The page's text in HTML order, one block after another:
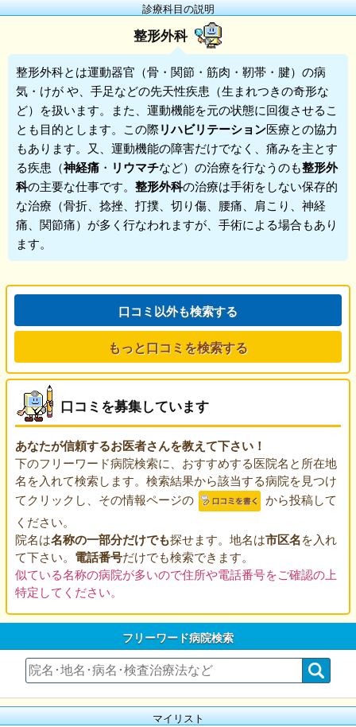
診療科目の説明
整形外科
整形外科とは運動器官（骨・関節・筋肉・靭帯・腱）の病
気・けが や、手足などの先天性疾患（生まれつきの奇形な
ど）を扱います。また、運動機能を元の状態に回復させるこ
とも目的とします。この際リハビリテーション医療との協力
もあります。又、運動機能の障害だけでなく、痛みを主とす
る疾患（神経痛 ・ リウマチなど）の治療を行なうのも整形外
科の主要な仕事です。 整形外科の治療は手術をしない保存的
な治療（骨折、捻挫、打撲、切り傷、腰痛、肩こり、神経
痛、関節痛）が多く行なわれますが、手術による場合もあり
ます。
口コミ以外も検索する
もっと口コミを検索する
口コミを募集しています
あなたが信頼するお医者さんを教えて下さい！
下のフリーワード病院検索に、おすすめする医院名と所在地
名を入れて検索します。検索結果から該当する病院を見つけ
てクリックし、その情報ページの
から投稿して
ください。
院名は名称の一部分だけでも探せます。地名は市区名を入れ
て下さい。 電話番号だけでも検索できます。
似ている名称の病院が多いので住所や電話番号をご確認の上
特定してください。
フリーワード病院検索
マイリスト